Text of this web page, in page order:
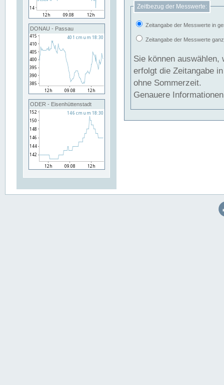
DONAU - Passau
ODER - Eisenhüttenstadt
Zeitbezug der Messwerte:
Zeitangabe der Messwerte in
Zeitangabe der Messwerte
Sie können auswählen,
erfolgt die Zeitangabe
ohne Sommerzeit.
Genauere